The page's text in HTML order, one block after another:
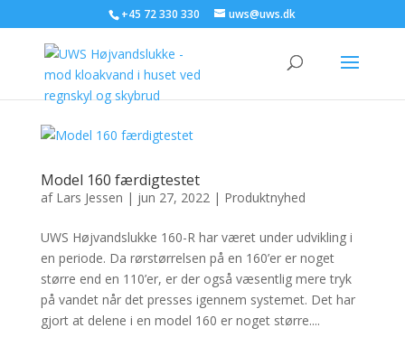
+45 72 330 330 uws@uws.dk
Model 160 færdigtestet
af Lars Jessen | jun 27, 2022| Produktnyhed
UWS Højvandslukke 160-R har været under udvikling i
en periode. Da rørstørrelsen på en 160’er er noget
større end en 110’er, er der også væsentlig mere tryk
på vandet når det presses igennem systemet. Det har
gjort at delene i en model 160 er noget større....